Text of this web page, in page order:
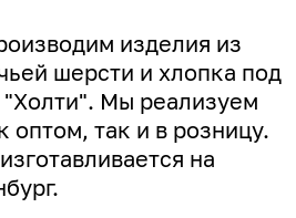
изделия из
шерсти и хлопка под
"Холти". Мы реализуем
оптом, так и в розницу.
на